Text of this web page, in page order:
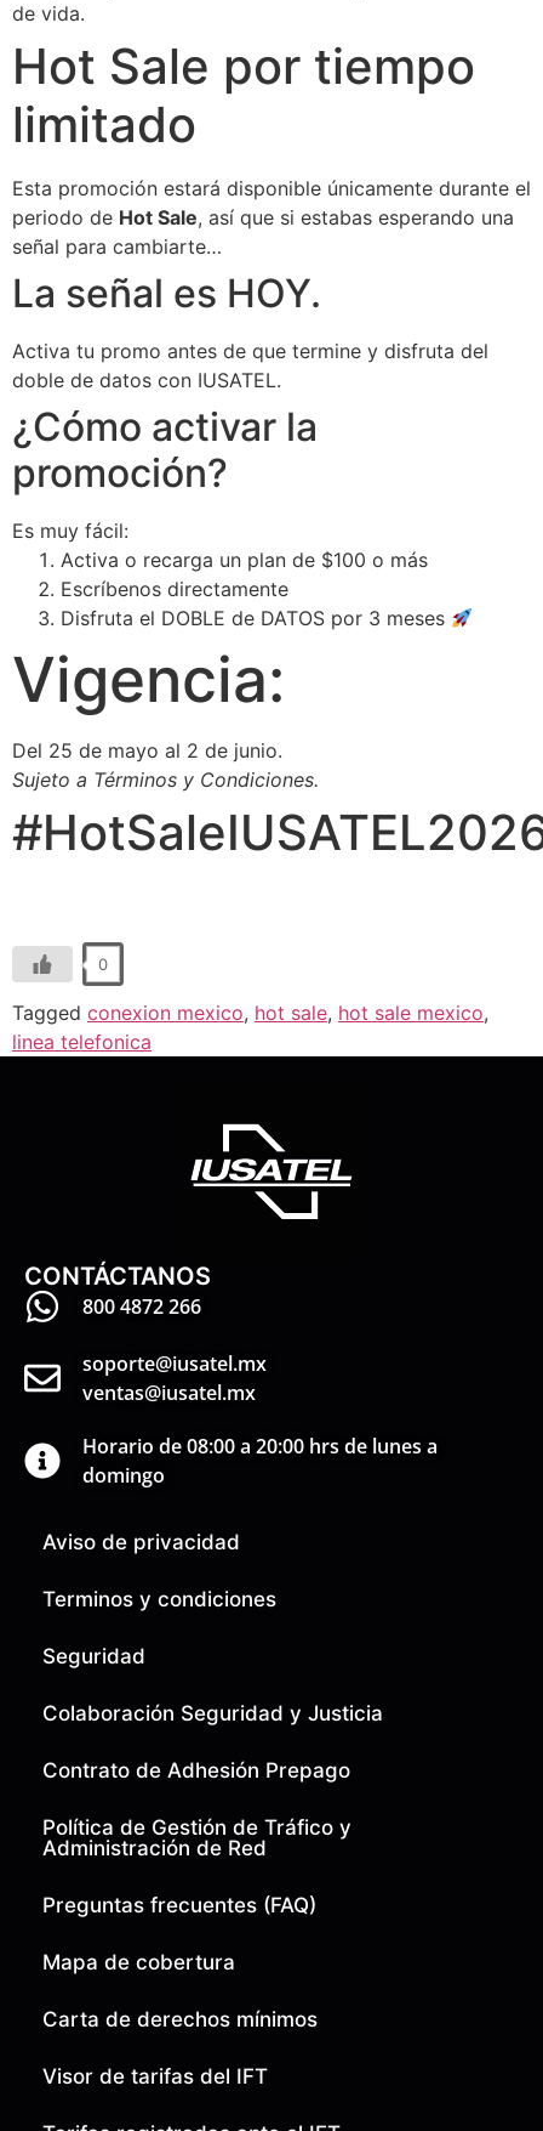
de vida.
Hot Sale por tiempo
limitado
Esta promoción estará disponible únicamente durante el
periodo de Hot Sale, así que si estabas esperando una
señal para cambiarte…
La señal es HOY.
Activa tu promo antes de que termine y disfruta del
doble de datos con IUSATEL.
¿Cómo activar la
promoción?
Es muy fácil:
Activa o recarga un plan de $100 o más
Escríbenos directamente
Disfruta el DOBLE de DATOS por 3 meses
Vigencia:
Del 25 de mayo al 2 de junio.
Sujeto a Términos y Condiciones.
0
Tagged conexion mexico, hot sale, hot sale mexico,
linea telefonica
CONTÁCTANOS
800 4872 266
soporte@iusatel.mx
ventas@iusatel.mx
Horario de 08:00 a 20:00 hrs de lunes a
domingo
Aviso de privacidad
Terminos y condiciones
Seguridad
Colaboración Seguridad y Justicia
Contrato de Adhesión Prepago
Política de Gestión de Tráfico y
Administración de Red
Preguntas frecuentes (FAQ)
Mapa de cobertura
Carta de derechos mínimos
Visor de tarifas del IFT